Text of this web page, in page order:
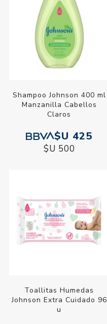
Shampoo Johnson 400 ml
Manzanilla Cabellos
Claros
$U 425
$U 500
Toallitas Humedas
Johnson Extra Cuidado 96
u